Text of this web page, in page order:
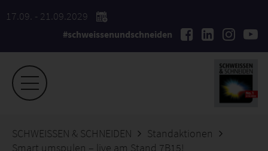
17.09. - 21.09.2029
#schweissenundschneiden
SCHWEISSEN & SCHNEIDEN
Standaktionen
Smart umspulen – live am Stand 7B15!